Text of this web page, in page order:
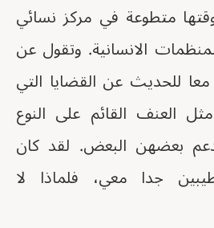
متطوعة في مركز نسائي
الانسانية. وتقول عن
للحديث عن القضايا التي
العنف القائم على النوع
دعم بعضهن البعض. لقد كان
جدا معي، فلماذا لا